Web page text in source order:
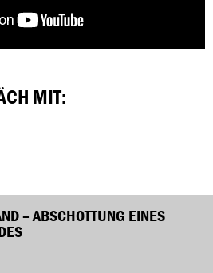
MIT:
– ABSCHOTTUNG EINES